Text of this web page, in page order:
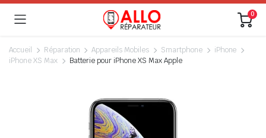
0
Accueil Réparation Appareils Mobiles Smartphone
iPhone
iPhone XS Max
Batterie pour iPhone XS Max Apple